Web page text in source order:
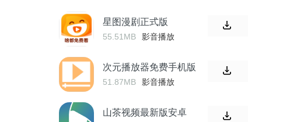
星图漫剧正式版
55.51MB 影音播放
次元播放器免费手机版
51.87MB 影音播放
山茶视频最新版安卓